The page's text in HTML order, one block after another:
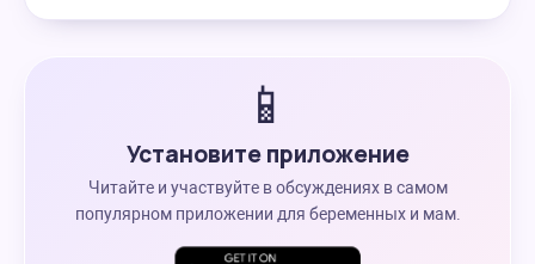
📱
Установите приложение
Читайте и участвуйте в обсуждениях в самом
популярном приложении для беременных и мам.